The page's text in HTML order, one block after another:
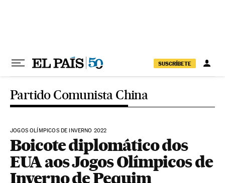
SUSCRÍBETE
Partido Comunista China
JOGOS OLÍMPICOS DE INVERNO 2022
Boicote diplomático dos
EUA aos Jogos Olímpicos de
Inverno de Pequim